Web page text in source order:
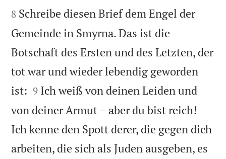


8 Schreibe diesen Brief dem Engel der
Gemeinde in Smyrna. Das ist die
Botschaft des Ersten und des Letzten, der
tot war und wieder lebendig geworden
ist: 

9 Ich weiß von deinen Leiden und
von deiner Armut – aber du bist reich!
Ich kenne den Spott derer, die gegen dich
arbeiten, die sich als Juden ausgeben, es